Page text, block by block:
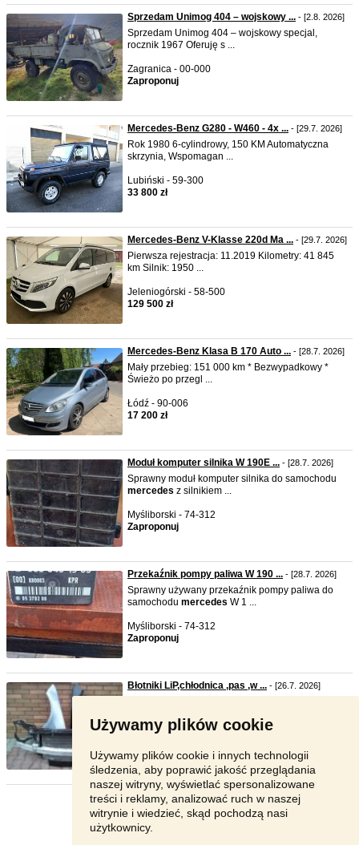
Używamy plików cookie
Używamy plików cookie i innych technologii
śledzenia, aby poprawić jakość przeglądania
naszej witryny, wyświetlać spersonalizowane
treści i reklamy, analizować ruch w naszej
witrynie i wiedzieć, skąd pochodzą nasi
użytkownicy.
Sprzedam Unimog 404 – wojskowy ... - [2.8. 2026]
Sprzedam Unimog 404 – wojskowy specjal,
rocznik 1967 Oferuję s ...
Zagranica - 00-000
Zaproponuj
Mercedes-Benz G280 - W460 - 4x ... - [29.7. 2026]
Rok 1980 6-cylindrowy, 150 KM Automatyczna
skrzynia, Wspomagan ...
Lubiński - 59-300
33 800 zł
Mercedes-Benz V-Klasse 220d Ma ... - [29.7. 2026]
Pierwsza rejestracja: 11.2019 Kilometry: 41 845
km Silnik: 1950 ...
Jeleniogórski - 58-500
129 500 zł
Mercedes-Benz Klasa B 170 Auto ... - [28.7. 2026]
Mały przebieg: 151 000 km * Bezwypadkowy *
Świeżo po przegl ...
Łódź - 90-006
17 200 zł
Moduł komputer silnika W 190E ... - [28.7. 2026]
Sprawny moduł komputer silnika do samochodu
mercedes z silnikiem ...
Myśliborski - 74-312
Zaproponuj
Przekaźnik pompy paliwa W 190 ... - [28.7. 2026]
Sprawny używany przekaźnik pompy paliwa do
samochodu mercedes W 1 ...
Myśliborski - 74-312
Zaproponuj
Błotniki LiP,chłodnica ,pas ,w ... - [26.7. 2026]
750 zł
Strona: 1 2 3 Następna